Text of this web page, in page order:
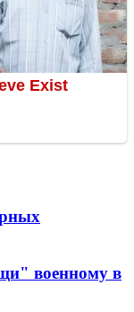
военному в